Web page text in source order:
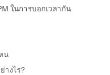
ในการบอกเวลากัน
น
างไร?